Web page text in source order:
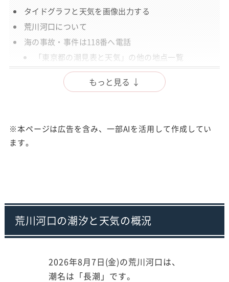
タイドグラフと天気を画像出力する
荒川河口について
海の事故・事件は118番へ電話
「東京都の潮見表と天気」の他の地点一覧
もっと見る ↓
※本ページは広告を含み、一部AIを活用して作成してい
ます。
荒川河口の潮汐と天気の概況
2026年8月7日(金)の荒川河口は、
潮名は「長潮」です。